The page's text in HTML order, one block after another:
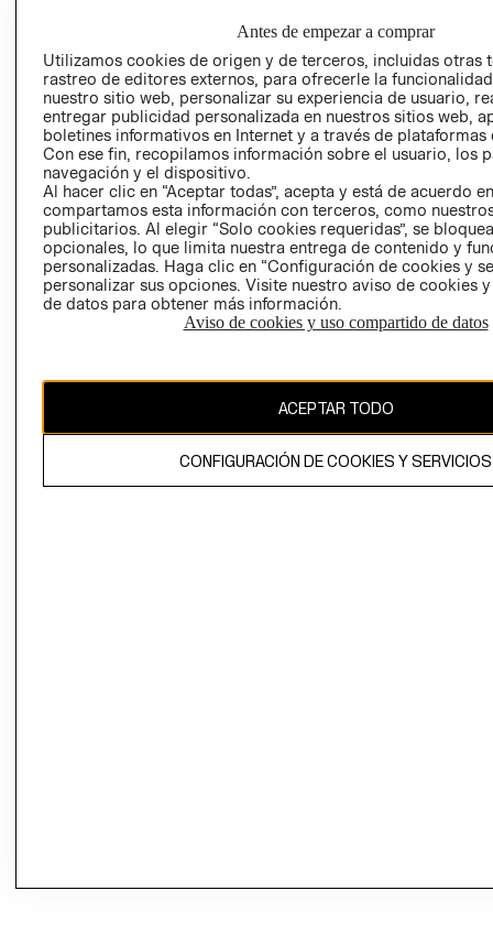
TRANSPARENCIA
Y ÉTICA (INGLÉS)
COMERCIO - SIC
PETICIONES
QUEJAS Y
RECLAMOS
Colombia ($)
CAMBIAR REGIÓN
propiedad de H&M Hennes & Mauritz AB.
Antes de empezar a comprar
Utilizamos cookies de origen y de terceros, incluidas otras
rastreo de editores externos, para ofrecerle la
nuestro sitio web, personalizar su experiencia de usuario,
entregar publicidad personalizada en nuestros sitios web,
boletines informativos en Internet y a través de plataformas
Con ese fin, recopilamos información sobre el usuario, los
navegación y el dispositivo.
Al hacer clic en “Aceptar todas”, acepta y está de acuerdo
compartamos esta información con terceros, como
publicitarios. Al elegir “Solo cookies requeridas”, se
opcionales, lo que limita nuestra entrega de contenido y
personalizadas. Haga clic en “Configuración de cookies y
personalizar sus opciones. Visite nuestro aviso de cookies
de datos para obtener más información.
Aviso de cookies y uso compartido de datos
ACEPTAR TODO
CONFIGURACIÓN DE COOKIES Y SERVICIOS